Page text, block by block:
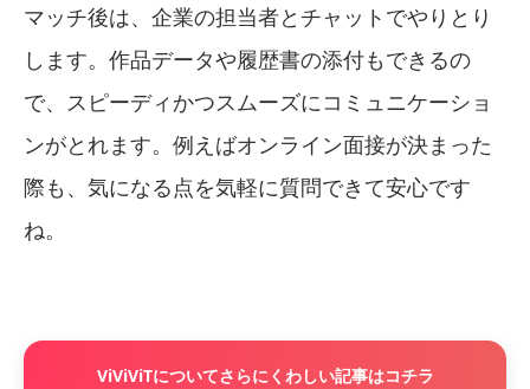
マッチ後は、企業の担当者とチャットでやりとり
します。作品データや履歴書の添付もできるの
で、スピーディかつスムーズにコミュニケーショ
ンがとれます。例えばオンライン面接が決まった
際も、気になる点を気軽に質問できて安心です
ね。
ViViViTについてさらにくわしい記事はコチラ